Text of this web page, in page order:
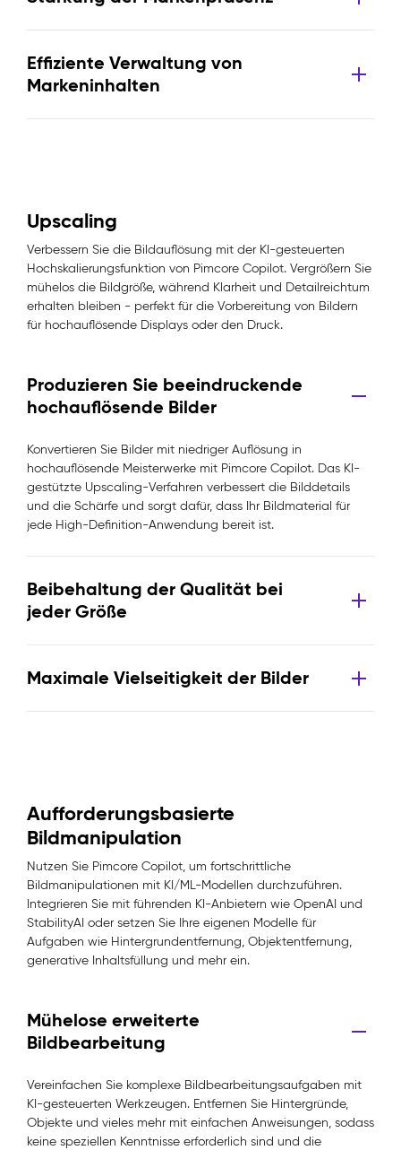
Effiziente Verwaltung von
Markeninhalten
Upscaling
Verbessern Sie die Bildauflösung mit der KI-gesteuerten
Hochskalierungsfunktion von Pimcore Copilot. Vergrößern Sie
mühelos die Bildgröße, während Klarheit und Detailreichtum
erhalten bleiben - perfekt für die Vorbereitung von Bildern
für hochauflösende Displays oder den Druck.
Produzieren Sie beeindruckende
hochauflösende Bilder
Konvertieren Sie Bilder mit niedriger Auflösung in
hochauflösende Meisterwerke mit Pimcore Copilot. Das KI-
gestützte Upscaling-Verfahren verbessert die Bilddetails
und die Schärfe und sorgt dafür, dass Ihr Bildmaterial für
jede High-Definition-Anwendung bereit ist.
Beibehaltung der Qualität bei
jeder Größe
Maximale Vielseitigkeit der Bilder
Aufforderungsbasierte
Bildmanipulation
Nutzen Sie Pimcore Copilot, um fortschrittliche
Bildmanipulationen mit KI/ML-Modellen durchzuführen.
Integrieren Sie mit führenden KI-Anbietern wie OpenAI und
StabilityAI oder setzen Sie Ihre eigenen Modelle für
Aufgaben wie Hintergrundentfernung, Objektentfernung,
generative Inhaltsfüllung und mehr ein.
Mühelose erweiterte
Bildbearbeitung
Vereinfachen Sie komplexe Bildbearbeitungsaufgaben mit
KI-gesteuerten Werkzeugen. Entfernen Sie Hintergründe,
Objekte und vieles mehr mit einfachen Anweisungen, sodass
keine speziellen Kenntnisse erforderlich sind und die